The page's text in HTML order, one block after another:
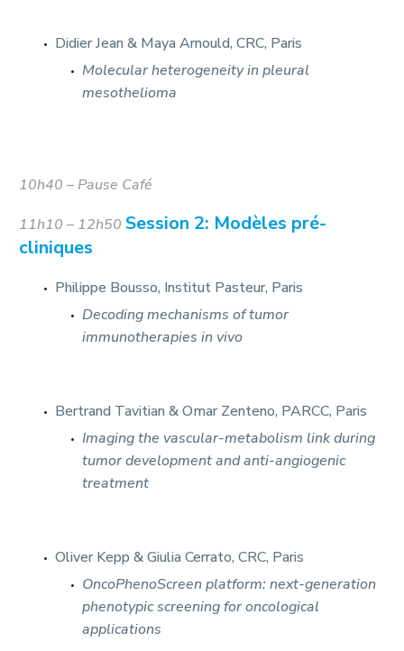
Didier Jean & Maya Arnould, CRC, Paris
Molecular heterogeneity in pleural
mesothelioma
10h40 – Pause Café
11h10 – 12h50 Session 2: Modèles pré-
cliniques
Philippe Bousso, Institut Pasteur, Paris
Decoding mechanisms of tumor
immunotherapies in vivo
Bertrand Tavitian & Omar Zenteno, PARCC, Paris
Imaging the vascular-metabolism link during
tumor development and anti-angiogenic
treatment
Oliver Kepp & Giulia Cerrato, CRC, Paris
OncoPhenoScreen platform: next-generation
phenotypic screening for oncological
applications